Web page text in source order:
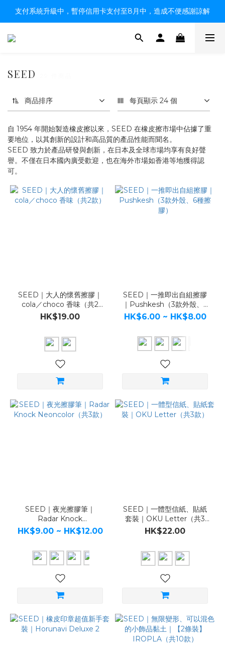
【限時9折】HK$149順豐自取、HK$299上門／OK免運費
支付系統升級中，暫停信用卡支付至8月中，造成不便感謝諒解
【限時9折】HK$149順豐自取、HK$299上門／OK免運費
SEED
商品排序 每頁顯示 24 個
自 1954 年開始製造橡皮擦以來，SEED 在橡皮擦市場中佔據了重
要地位，以其創新的設計和高品質的產品性能而聞名。
SEED 致力於產品研發與創新，在日本及全球市場均享有良好聲
譽。不僅在日本國內廣受歡迎，也在海外市場如香港等地獲得認
可。
SEED｜大人的懷舊擦膠｜
cola／choco 香味（共2
款）
HK$19.00
SEED｜一推即出自組擦膠
｜Pushkesh（3款外殼、6
種擦膠）
HK$6.00 ~ HK$8.00
SEED｜夜光擦膠筆｜
Radar Knock
Neoncolor（共3款）
HK$9.00 ~ HK$12.00
SEED｜一體型信紙、貼紙
套裝｜OKU Letter（共3
款）
HK$22.00